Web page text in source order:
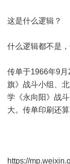
这是什么逻辑？
什么逻辑都不是
传单于1966年9
旗》战斗小组、
学《永向阳》战
大。传单印刷还
https://